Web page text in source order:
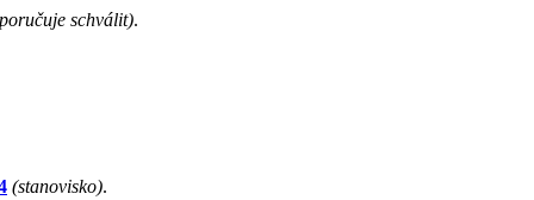
schválit).
(stanovisko).